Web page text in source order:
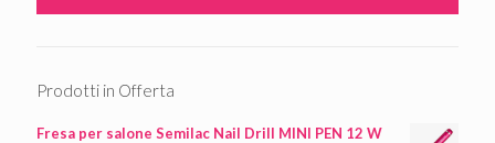
Prodotti in Offerta
Fresa per salone Semilac Nail Drill MINI PEN 12 W